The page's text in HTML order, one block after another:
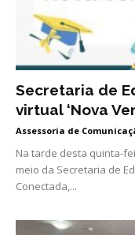
Secretaria de
virtual ‘Nova
Assessoria de
Na tarde desta quinta-
meio da Secretaria de
Conectada,...